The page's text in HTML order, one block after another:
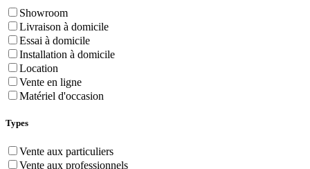
Showroom
Livraison à domicile
Essai à domicile
Installation à domicile
Location
Vente en ligne
Matériel d'occasion
Types
Vente aux particuliers
Vente aux professionnels